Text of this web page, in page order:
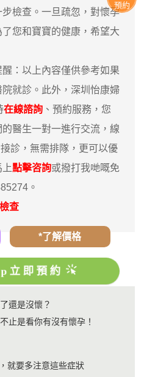
檢查。一旦疏忽，對懷孕
您和寶寶的健康，希望大
：以上內容僅供參考如果
就診。此外，深圳怡康婦
在線諮詢 、預約服務，您
醫生一對一進行交流，線
接診，無需排隊，更可以優
點擊咨詢或撥打我哋嘅免
。
查
*了解價格
立即預約
還是沒懷？
止是看你有沒有懷孕！
就要多注意這些症狀
預約